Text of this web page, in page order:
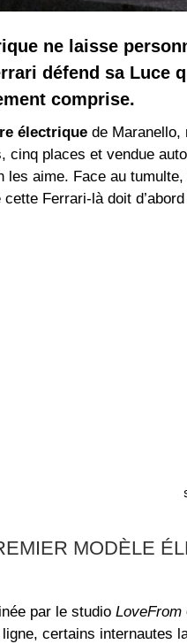
ne laisse
défend sa Luce
comprise.
électrique de Maranello,
cinq places et vendue
les aime. Face au
Ferrari-là doit
MODÈLE
par le studio LoveFrom
certains internautes